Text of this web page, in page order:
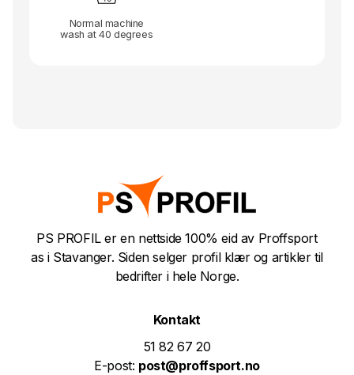
Normal machine
wash at 40 degrees
PS PROFIL er en nettside 100% eid av Proffsport
as i Stavanger. Siden selger profil klær og artikler til
bedrifter i hele Norge.
Kontakt
51 82 67 20
E-post: post@proffsport.no